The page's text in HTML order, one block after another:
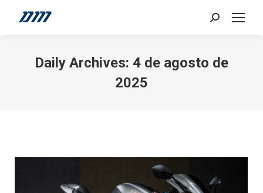
Search:
Daily Archives: 4 de agosto de
2025